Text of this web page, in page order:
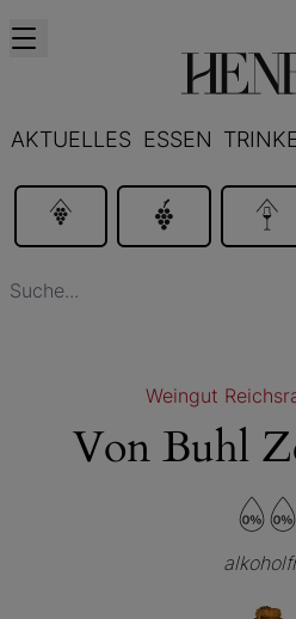
AKTUELLES ESSEN
Weingut
Von Buhl